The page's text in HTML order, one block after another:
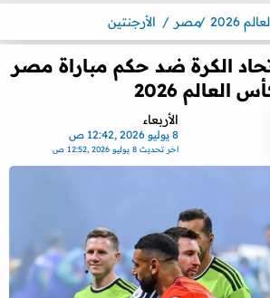
2026 مصر الأرجنتين
الكرة ضد حكم مباراة مصر
2026
الأربعاء
8 يوليو 2026 ,12:42 ص
اخر تحديث8 يوليو 2026 ,12:52 ص